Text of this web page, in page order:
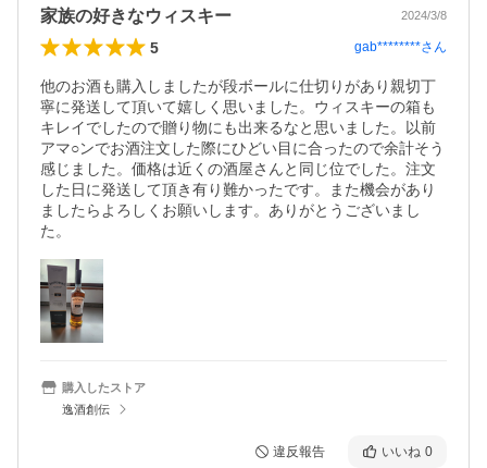
家族の好きなウィスキー 2024/3/8
5 gab********さん
他のお酒も購入しましたが段ボールに仕切りがあり親切丁
寧に発送して頂いて嬉しく思いました。ウィスキーの箱も
キレイでしたので贈り物にも出来るなと思いました。以前
アマ○ンでお酒注文した際にひどい目に合ったので余計そう
感じました。価格は近くの酒屋さんと同じ位でした。注文
した日に発送して頂き有り難かったです。また機会があり
ましたらよろしくお願いします。ありがとうございまし
た。
購入したストア
逸酒創伝
違反報告 いいね 0